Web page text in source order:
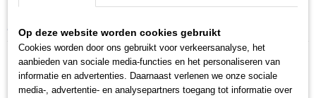
Home > > Trouwringen / Wedding CK collectie
Op deze website worden cookies gebruikt
Cookies worden door ons gebruikt voor verkeersanalyse, het
aanbieden van sociale media-functies en het personaliseren van
informatie en advertenties. Daarnaast verlenen we onze sociale
media-, advertentie- en analysepartners toegang tot informatie over